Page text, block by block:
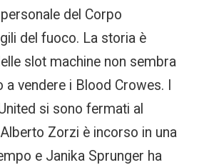
del Corpo
del fuoco. La storia è
slot machine non sembra
vendere i Blood Crowes. I
si sono fermati al
Zorzi è incorso in una
e Janika Sprunger ha